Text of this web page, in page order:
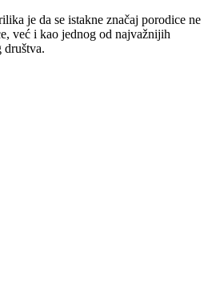
je da se istakne značaj porodice ne
već i kao jednog od najvažnijih
društva.